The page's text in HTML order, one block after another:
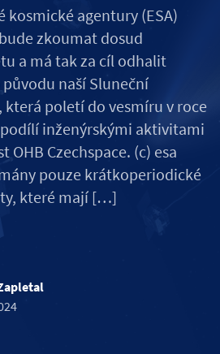
kosmické agentury (ESA)
zkoumat dosud
a má tak za cíl odhalit
naší Sluneční
která poletí do vesmíru v roce
podílí inženýrskými aktivitami
OHB Czechspace. (c) esa
pouze krátkoperiodické
které mají […]